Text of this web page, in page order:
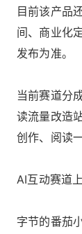
目前该产品
间、商业化
发布为准。
当前赛道分
读流量改造
创作、阅读
AI互动赛道
字节的番茄